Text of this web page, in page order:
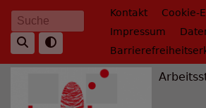
Direkt
zum
Inhalt
Suche
Kontakt
Cookie-
Impressum